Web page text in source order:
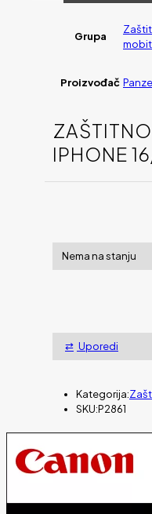
Grupa
Proizvođač
IPHONE
Nema na stanju
Uporedi
Kategorija:
SKU:P2861